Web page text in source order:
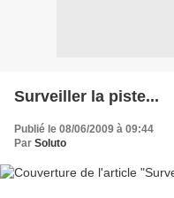
Surveiller la piste...
Publié le 08/06/2009 à 09:44
Par Soluto